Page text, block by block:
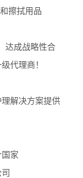
擦拭用品
达成战略性合
代理商！
解决方案提供
国家